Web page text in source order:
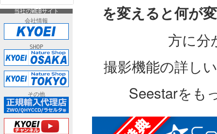
当社のWEBサイト
会社情報
SHOP
その他
を変えると何が
方に分
撮影機能の詳し
Seestarをも